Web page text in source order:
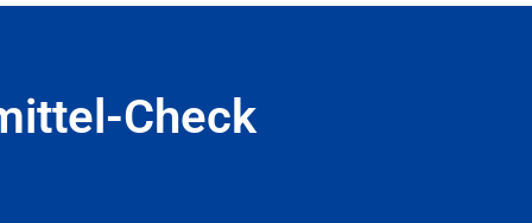
Check